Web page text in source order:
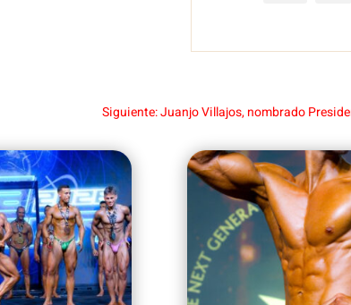
Siguiente: Juanjo Villajos, nombrado